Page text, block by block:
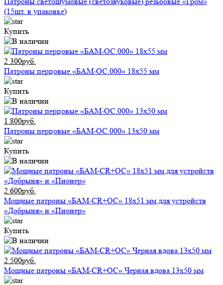
(15шт. в упаковке)
Купить
2 300руб.
Патроны перцовые «БАМ-ОС.000» 18х55 мм
Купить
1 800руб.
Патроны перцовые «БАМ-ОС.000» 13х50 мм
Купить
2 600руб.
Мощные патроны «БАМ-CR+ОС» 18х51 мм для устройств
«Добрыня» и «Пионер»
Купить
2 500руб.
Мощные патроны «БАМ-CR+ОС» Черная вдова 13х50 мм